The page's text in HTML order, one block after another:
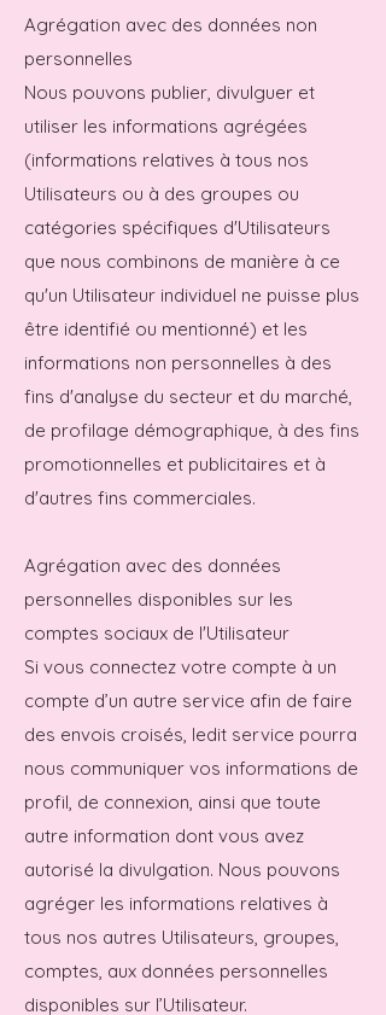
Agrégation avec des données non
personnelles
Nous pouvons publier, divulguer et
utiliser les informations agrégées
(informations relatives à tous nos
Utilisateurs ou à des groupes ou
catégories spécifiques d'Utilisateurs
que nous combinons de manière à ce
qu'un Utilisateur individuel ne puisse plus
être identifié ou mentionné) et les
informations non personnelles à des
fins d'analyse du secteur et du marché,
de profilage démographique, à des fins
promotionnelles et publicitaires et à
d'autres fins commerciales.
Agrégation avec des données
personnelles disponibles sur les
comptes sociaux de l'Utilisateur
Si vous connectez votre compte à un
compte d’un autre service afin de faire
des envois croisés, ledit service pourra
nous communiquer vos informations de
profil, de connexion, ainsi que toute
autre information dont vous avez
autorisé la divulgation. Nous pouvons
agréger les informations relatives à
tous nos autres Utilisateurs, groupes,
comptes, aux données personnelles
disponibles sur l’Utilisateur.